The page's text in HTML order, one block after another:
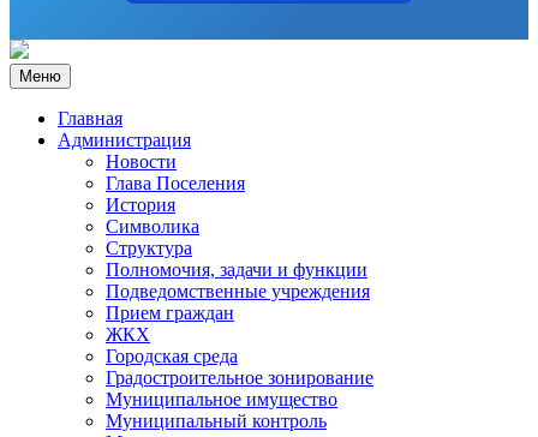
Меню
Главная
Администрация
Новости
Глава Поселения
История
Символика
Структура
Полномочия, задачи и функции
Подведомственные учреждения
Прием граждан
ЖКХ
Городская среда
Градостроительное зонирование
Муниципальное имущество
Муниципальный контроль